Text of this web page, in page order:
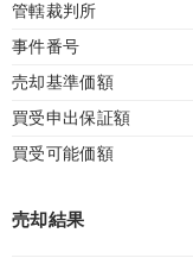
管轄裁判所
事件番号
売却基準価額
買受申出保証額
買受可能価額
売却結果